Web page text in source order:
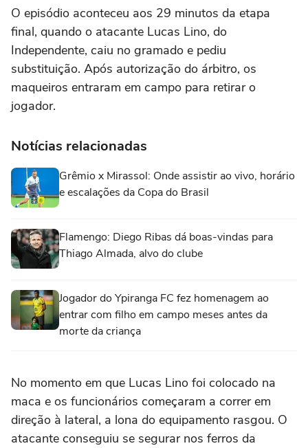
O episódio aconteceu aos 29 minutos da etapa
final, quando o atacante Lucas Lino, do
Independente, caiu no gramado e pediu
substituição. Após autorização do árbitro, os
maqueiros entraram em campo para retirar o
jogador.
Notícias relacionadas
Grêmio x Mirassol: Onde assistir ao vivo, horário
e escalações da Copa do Brasil
Flamengo: Diego Ribas dá boas-vindas para
Thiago Almada, alvo do clube
Jogador do Ypiranga FC fez homenagem ao
entrar com filho em campo meses antes da
morte da criança
No momento em que Lucas Lino foi colocado na
maca e os funcionários começaram a correr em
direção à lateral, a lona do equipamento rasgou. O
atacante conseguiu se segurar nos ferros da